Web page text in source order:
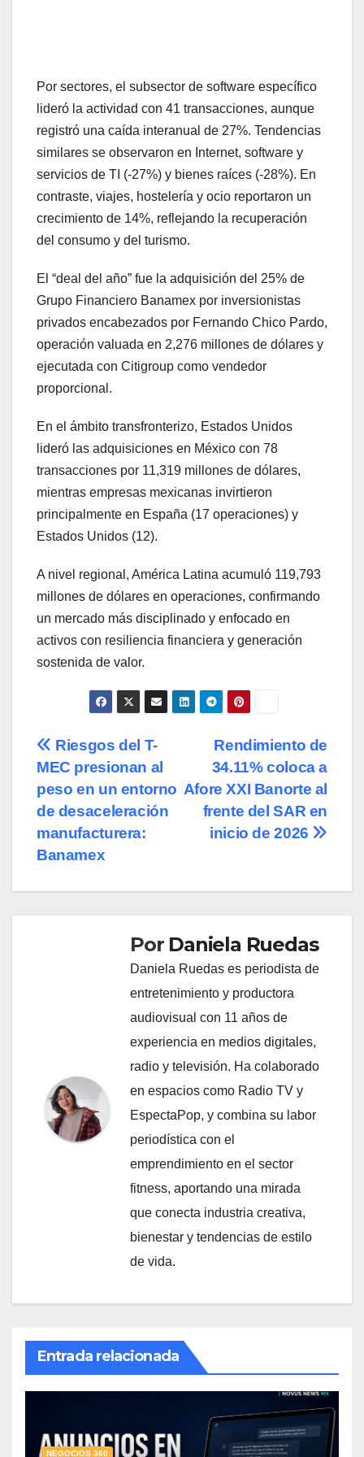
Por sectores, el subsector de software específico
lideró la actividad con 41 transacciones, aunque
registró una caída interanual de 27%. Tendencias
similares se observaron en Internet, software y
servicios de TI (-27%) y bienes raíces (-28%). En
contraste, viajes, hostelería y ocio reportaron un
crecimiento de 14%, reflejando la recuperación
del consumo y del turismo.
El “deal del año” fue la adquisición del 25% de
Grupo Financiero Banamex por inversionistas
privados encabezados por Fernando Chico Pardo,
operación valuada en 2,276 millones de dólares y
ejecutada con Citigroup como vendedor
proporcional.
En el ámbito transfronterizo, Estados Unidos
lideró las adquisiciones en México con 78
transacciones por 11,319 millones de dólares,
mientras empresas mexicanas invirtieron
principalmente en España (17 operaciones) y
Estados Unidos (12).
A nivel regional, América Latina acumuló 119,793
millones de dólares en operaciones, confirmando
un mercado más disciplinado y enfocado en
activos con resiliencia financiera y generación
sostenida de valor.
Navegación
de
entradas
Rendimiento de
34.11% coloca a
Afore XXI Banorte al
frente del SAR en
inicio de 2026
Riesgos del T-
MEC presionan al
peso en un entorno
de desaceleración
manufacturera:
Banamex
Por Daniela Ruedas
Daniela Ruedas es periodista de
entretenimiento y productora
audiovisual con 11 años de
experiencia en medios digitales,
radio y televisión. Ha colaborado
en espacios como Radio TV y
EspectaPop, y combina su labor
periodística con el
emprendimiento en el sector
fitness, aportando una mirada
que conecta industria creativa,
bienestar y tendencias de estilo
de vida.
Entrada relacionada
NEGOCIOS 360